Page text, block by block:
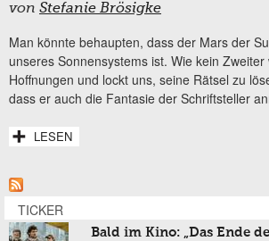
von Stefanie Brösigke
Man könnte behaupten, dass der Mars der
unseres Sonnensystems ist. Wie kein
Hoffnungen und lockt uns, seine Rätsel zu
dass er auch die Fantasie der Schriftsteller
LESEN
TICKER
Bald im Kino: „Das Ende